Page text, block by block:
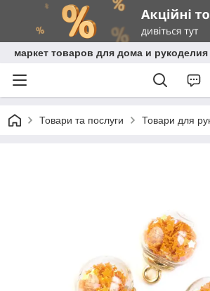
маркет товаров для дома и рукоделия
Товари та послуги Товари для